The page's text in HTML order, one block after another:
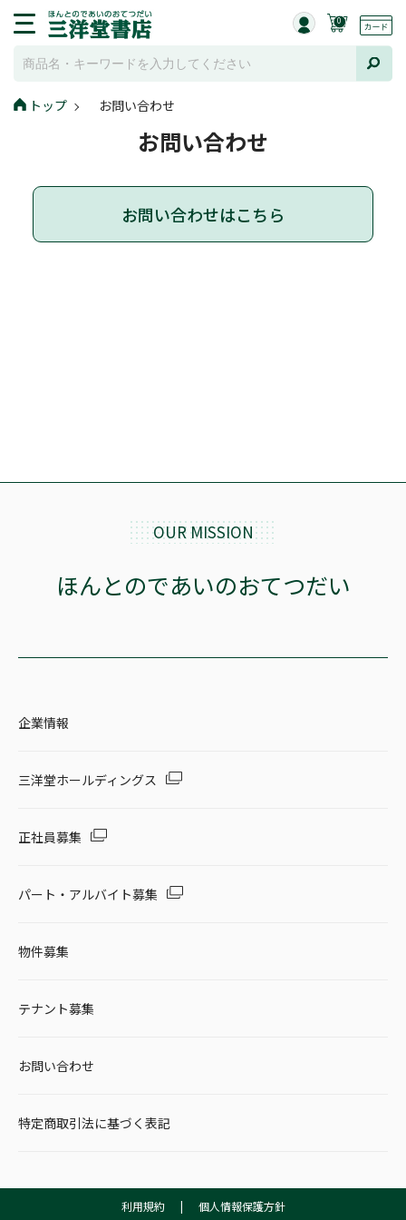
0
トップ お問い合わせ
お問い合わせ
お問い合わせはこちら
OUR MISSION
ほんとのであいのおてつだい
企業情報
三洋堂ホールディングス
正社員募集
パート・アルバイト募集
物件募集
テナント募集
お問い合わせ
特定商取引法に基づく表記
利用規約 | 個人情報保護方針